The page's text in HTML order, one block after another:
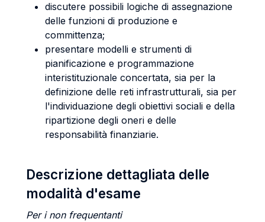
discutere possibili logiche di assegnazione
delle funzioni di produzione e
committenza;
presentare modelli e strumenti di
pianificazione e programmazione
interistituzionale concertata, sia per la
definizione delle reti infrastrutturali, sia per
l'individuazione degli obiettivi sociali e della
ripartizione degli oneri e delle
responsabilità finanziarie.
Descrizione dettagliata delle
modalità d'esame
Per i non frequentanti